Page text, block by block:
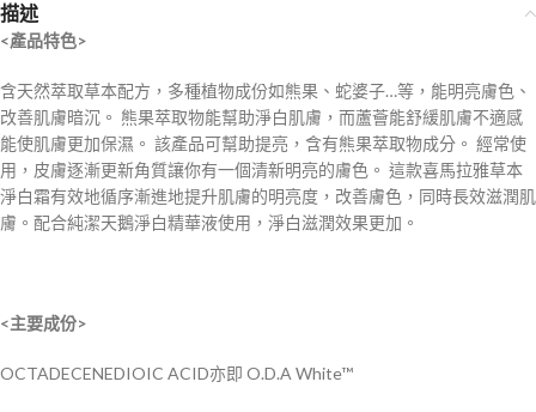
描述
<產品特色>
含天然萃取草本配方，多種植物成份如熊果、蛇婆子…等，能明亮膚色、
改善肌膚暗沉。 熊果萃取物能幫助淨白肌膚，而蘆薈能舒緩肌膚不適感
能使肌膚更加保濕。 該產品可幫助提亮，含有熊果萃取物成分。 經常使
用，皮膚逐漸更新角質讓你有一個清新明亮的膚色。 這款喜馬拉雅草本
淨白霜有效地循序漸進地提升肌膚的明亮度，改善膚色，同時長效滋潤肌
膚。配合純潔天鵝淨白精華液使用，淨白滋潤效果更加。
<主要成份>
OCTADECENEDIOIC ACID亦即 O.D.A White™